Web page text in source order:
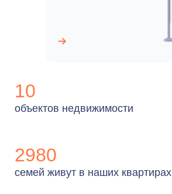
10
объектов недвижимости
2980
семей живут в наших квартирах